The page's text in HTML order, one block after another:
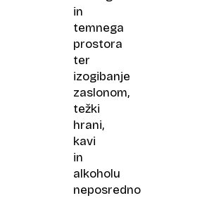
in
temnega
prostora
ter
izogibanje
zaslonom,
težki
hrani,
kavi
in
alkoholu
neposredno